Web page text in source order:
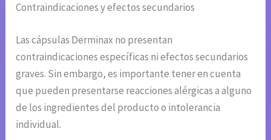
Contraindicaciones y efectos secundarios
Las cápsulas Derminax no presentan
contraindicaciones específicas ni efectos secundarios
graves. Sin embargo, es importante tener en cuenta
que pueden presentarse reacciones alérgicas a alguno
de los ingredientes del producto o intolerancia
individual.